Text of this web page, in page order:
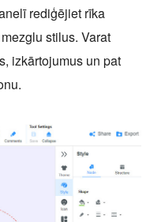
rediģējiet rīka
stilus. Varat
izkārtojumus un pat